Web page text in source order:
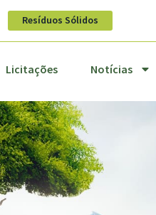
Resíduos Sólidos
Licitações Notícias
Licitações Notícias